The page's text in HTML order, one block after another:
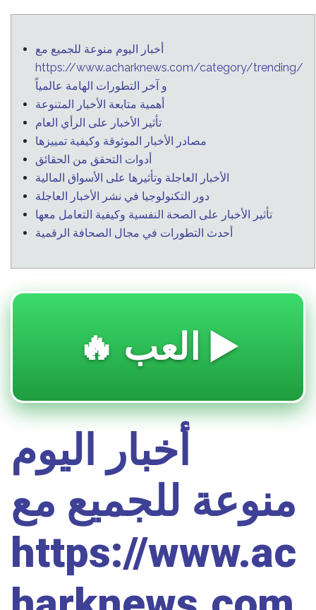
أخبار اليوم منوعة للجميع مع
https://www.acharknews.com/category/trending/
و آخر التطورات الهامة عالمياً
أهمية متابعة الأخبار المتنوعة
تأثير الأخبار على الرأي العام
مصادر الأخبار الموثوقة وكيفية تمييزها
أدوات التحقق من الحقائق
الأخبار العاجلة وتأثيرها على الأسواق المالية
دور التكنولوجيا في نشر الأخبار العاجلة
تأثير الأخبار على الصحة النفسية وكيفية التعامل معها
أحدث التطورات في مجال الصحافة الرقمية
🔥 العب ▶️
أخبار اليوم
منوعة للجميع مع
https://www.ac